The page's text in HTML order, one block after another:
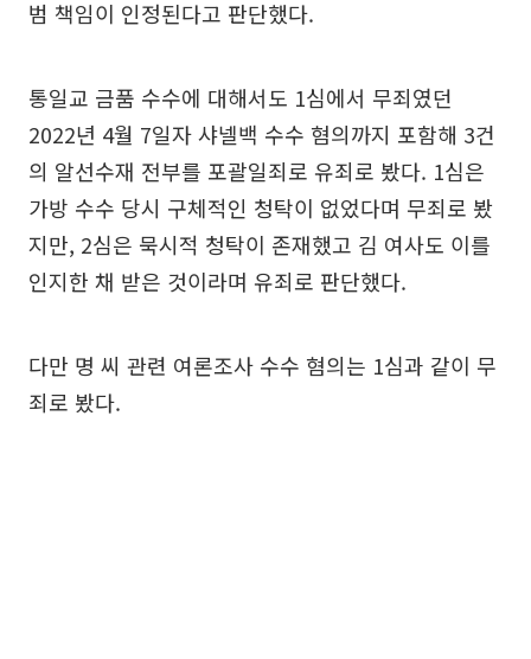
범 책임이 인정된다고 판단했다.
통일교 금품 수수에 대해서도 1심에서 무죄였던
2022년 4월 7일자 샤넬백 수수 혐의까지 포함해 3건
의 알선수재 전부를 포괄일죄로 유죄로 봤다. 1심은
가방 수수 당시 구체적인 청탁이 없었다며 무죄로 봤
지만, 2심은 묵시적 청탁이 존재했고 김 여사도 이를
인지한 채 받은 것이라며 유죄로 판단했다.
다만 명 씨 관련 여론조사 수수 혐의는 1심과 같이 무
죄로 봤다.